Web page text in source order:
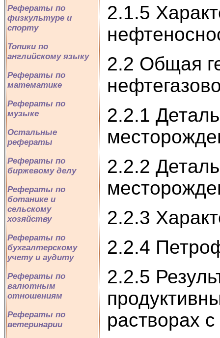
Рефераты по
физкультуре и
спорту
Топики по
английскому языку
Рефераты по
математике
Рефераты по
музыке
Остальные
рефераты
Рефераты по
биржевому делу
Рефераты по
ботанике и
сельскому
хозяйству
Рефераты по
бухгалтерскому
учету и аудиту
Рефераты по
валютным
отношениям
Рефераты по
ветеринарии
2.1.5
2.2 Общая
2.2.1
2.2.2
2.2.3
2.2.4
2.2.5
растворах